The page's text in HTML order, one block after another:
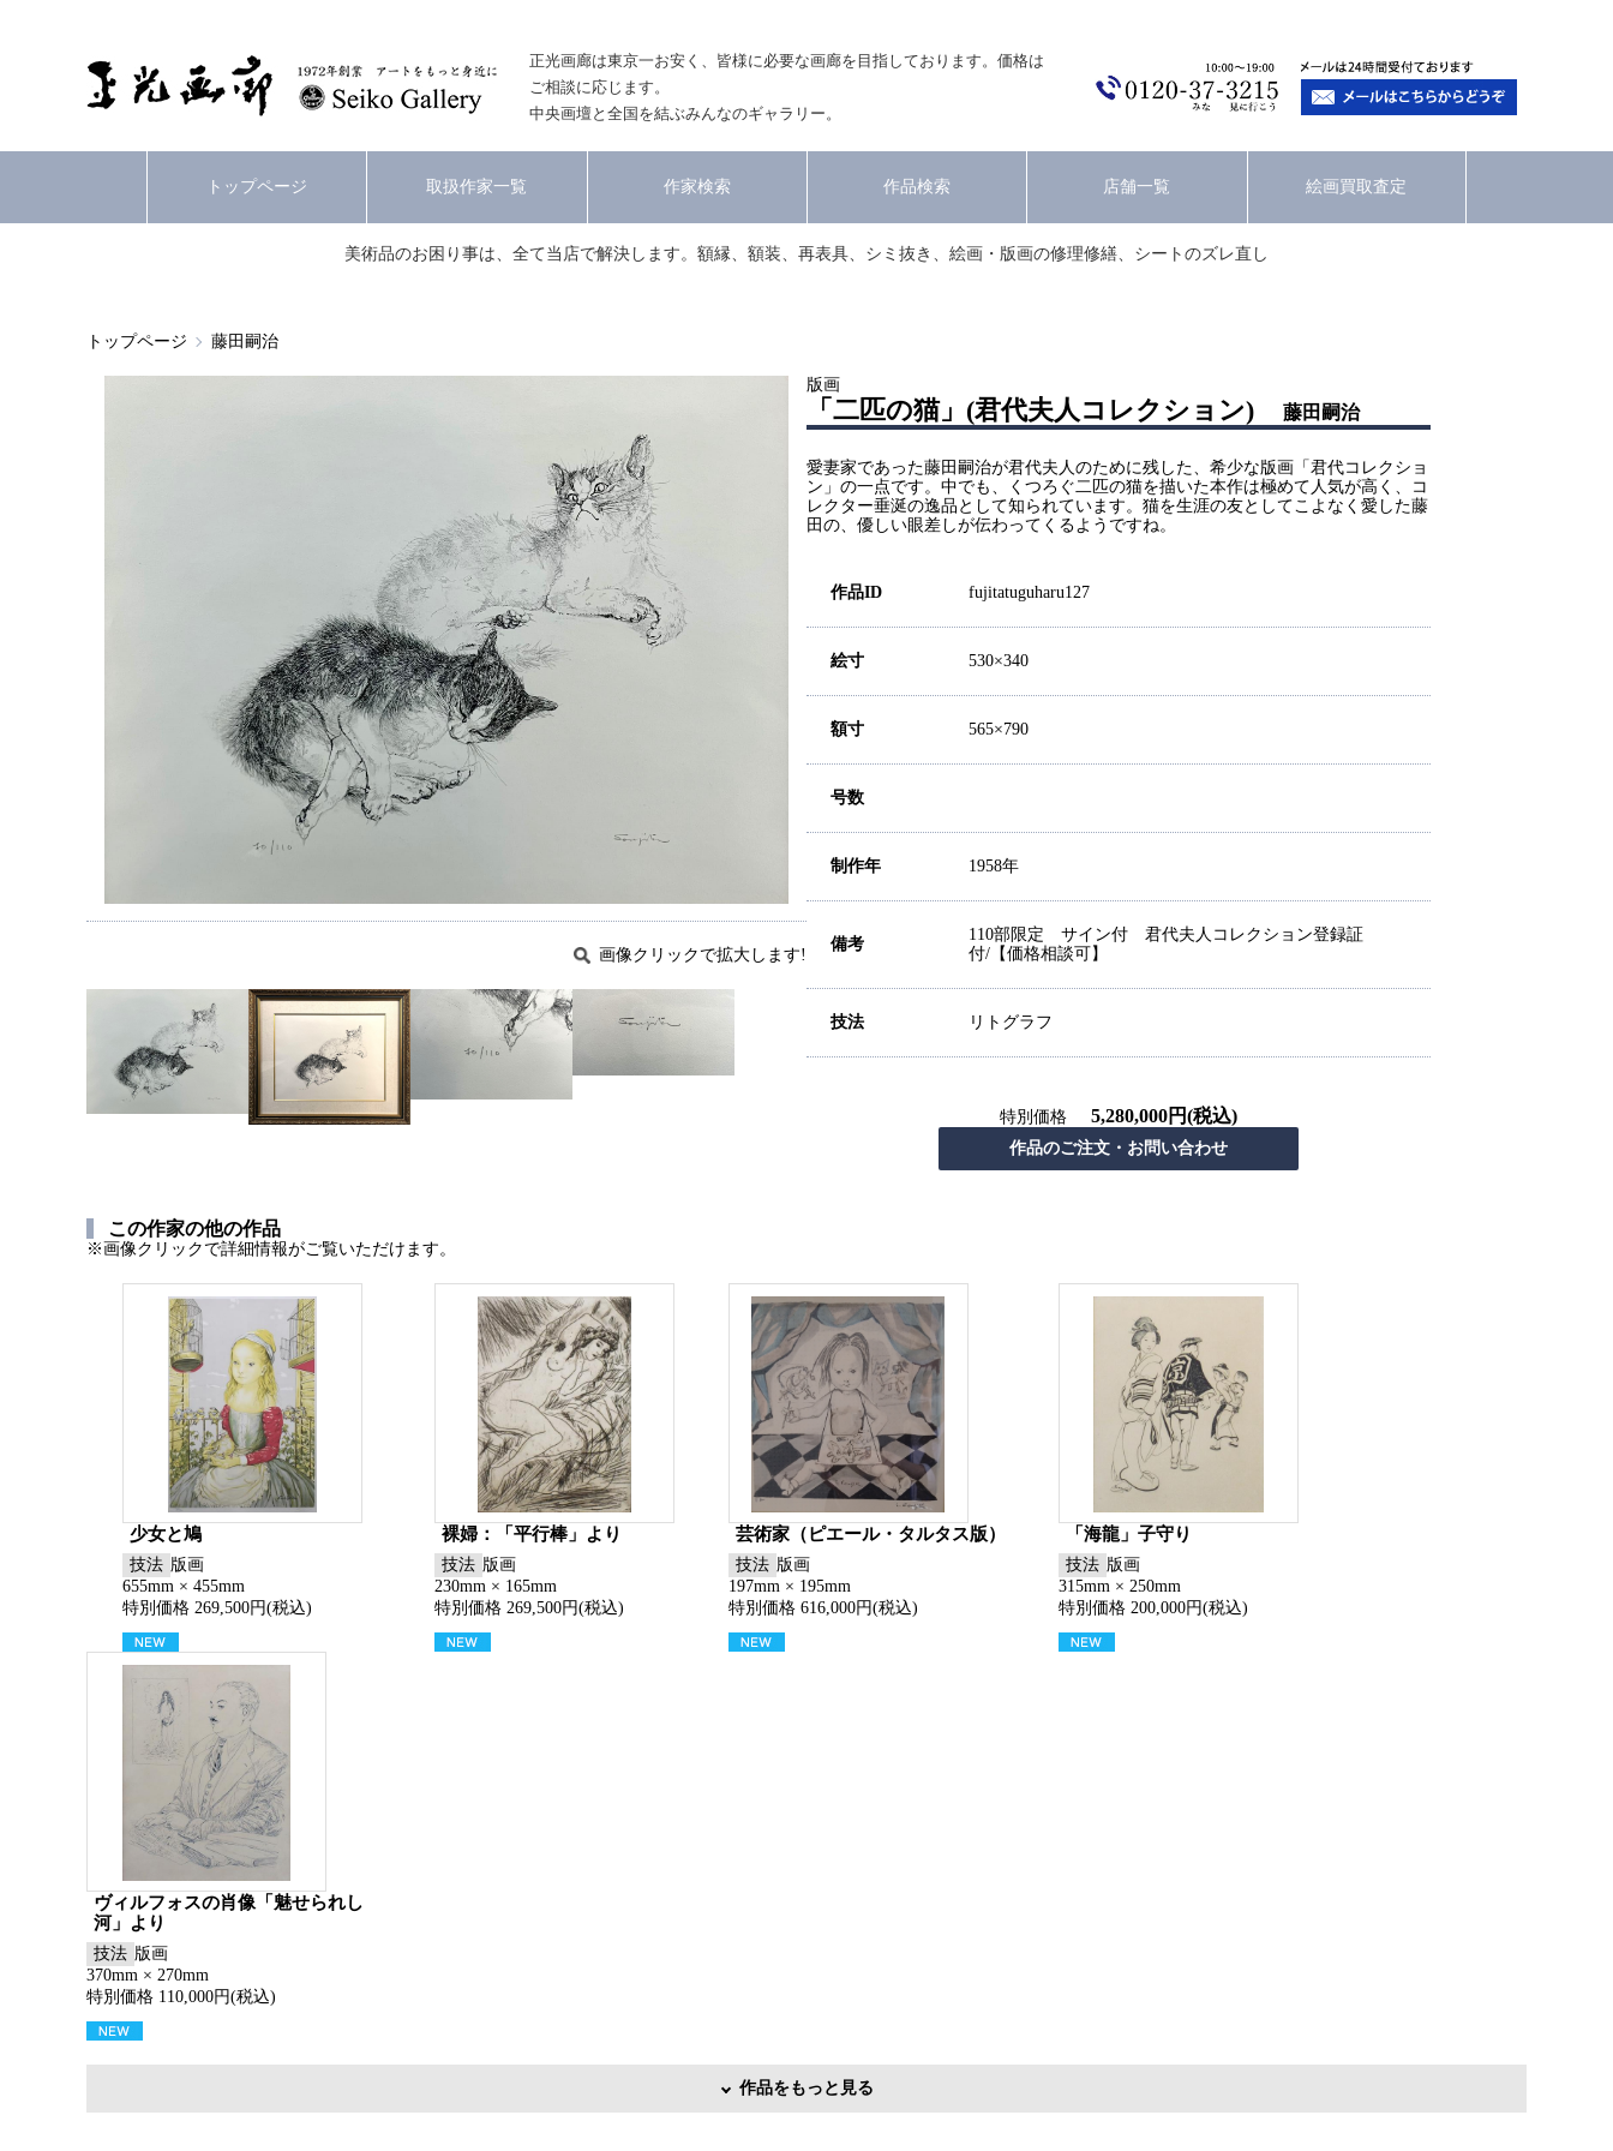
正光画廊は東京一お安く、皆様に必要な画廊を目指しております。価格は
ご相談に応じます。
中央画壇と全国を結ぶみんなのギャラリー。
トップページ 取扱作家一覧 作家検索 作品検索 店舗一覧 絵画買取査定
美術品のお困り事は、全て当店で解決します。額縁、額装、再表具、シミ抜き、絵画・版画の修理修繕、シートのズレ直し
トップページ 藤田嗣治
画像クリックで拡大します!
版画
「二匹の猫」(君代夫人コレクション) 藤田嗣治
愛妻家であった藤田嗣治が君代夫人のために残した、希少な版画「君代コレクショ
ン」の一点です。中でも、くつろぐ二匹の猫を描いた本作は極めて人気が高く、コ
レクター垂涎の逸品として知られています。猫を生涯の友としてこよなく愛した藤
田の、優しい眼差しが伝わってくるようですね。
作品ID fujitatuguharu127
絵寸 530×340
額寸 565×790
号数
制作年 1958年
備考
110部限定 サイン付 君代夫人コレクション登録証
付/【価格相談可】
技法 リトグラフ
特別価格 5,280,000円(税込)
この作家の他の作品
※画像クリックで詳細情報がご覧いただけます。
少女と鳩
技法 版画
655mm × 455mm
特別価格 269,500円(税込)
裸婦：「平行棒」より
技法 版画
230mm × 165mm
特別価格 269,500円(税込)
芸術家（ピエール・タルタス版）
技法 版画
197mm × 195mm
特別価格 616,000円(税込)
「海龍」子守り
技法 版画
315mm × 250mm
特別価格 200,000円(税込)
ヴィルフォスの肖像「魅せられし
河」より
技法 版画
370mm × 270mm
特別価格 110,000円(税込)
作品をもっと見る